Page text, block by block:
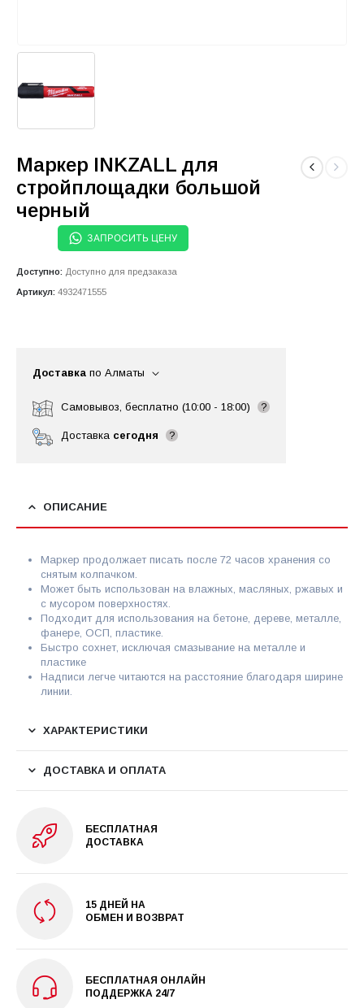
Маркер INKZALL для
стройплощадки большой
черный
ЗАПРОСИТЬ ЦЕНУ
Доступно: Доступно для предзаказа
Артикул: 4932471555
Доставка по Алматы
Самовывоз, бесплатно (10:00 - 18:00) ?
Доставка сегодня ?
ОПИСАНИЕ
Маркер продолжает писать после 72 часов хранения со
снятым колпачком.
Может быть использован на влажных, масляных, ржавых и
с мусором поверхностях.
Подходит для использования на бетоне, дереве, металле,
фанере, ОСП, пластике.
Быстро сохнет, исключая смазывание на металле и
пластике
Надписи легче читаются на расстояние благодаря ширине
линии.
ХАРАКТЕРИСТИКИ
ДОСТАВКА И ОПЛАТА
БЕСПЛАТНАЯ
ДОСТАВКА
15 ДНЕЙ НА
ОБМЕН И ВОЗВРАТ
БЕСПЛАТНАЯ ОНЛАЙН
ПОДДЕРЖКА 24/7